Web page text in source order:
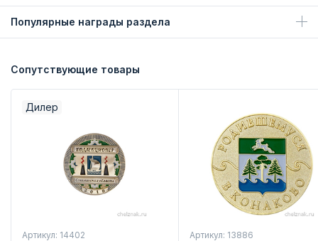
Популярные награды раздела
Сопутствующие товары
Дилер
Артикул: 14402 Артикул: 13886